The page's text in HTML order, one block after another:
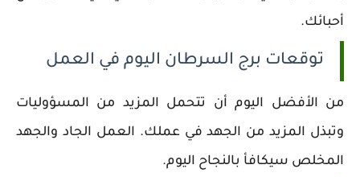
أحبائك.
توقعات برج السرطان اليوم في العمل
من الأفضل اليوم أن تتحمل المزيد من المسؤوليات
وتبذل المزيد من الجهد في عملك. العمل الجاد والجهد
المخلص سيكافأ بالنجاح اليوم.